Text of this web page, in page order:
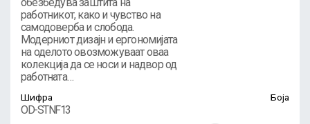
работникот, како и чувство на
самодоверба и слобода.
Модерниот дизајн и ергономијата
на оделото овозможуваат оваа
колекција да се носи и надвор од
работната…
Шифра
OD-STNF13
Боја